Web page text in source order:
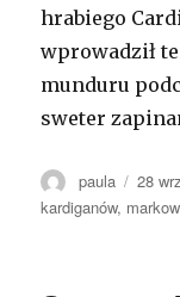
hrabiego
wprowadził
munduru
sweter
Autor
paula 28
kardiganów,